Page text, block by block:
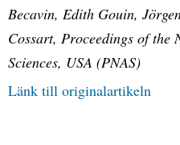
Becavin, Edith Gouin,
Cossart, Proceedings of the
Sciences, USA (PNAS)
Länk till originalartikeln